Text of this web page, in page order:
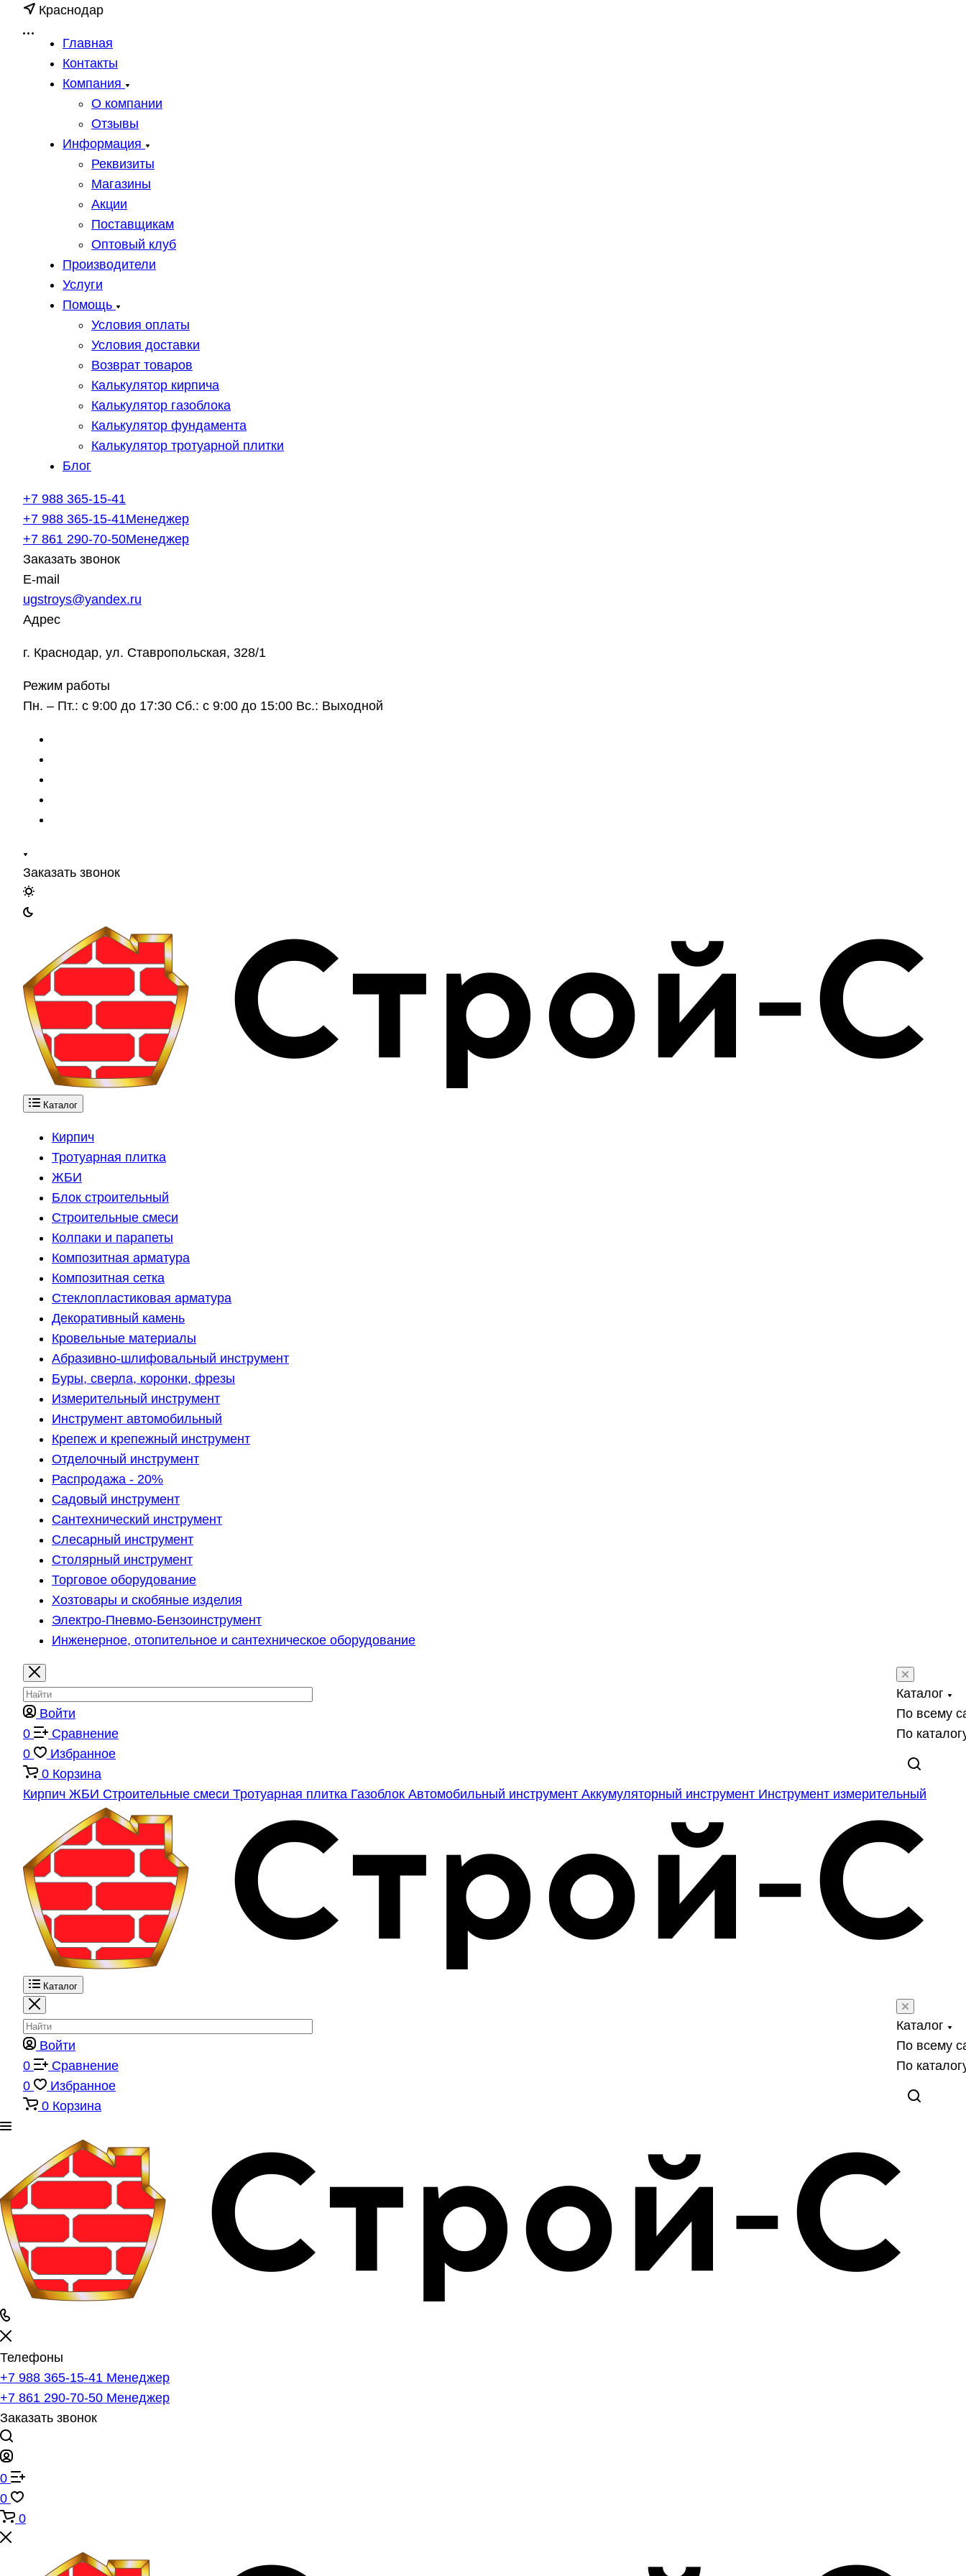
Краснодар
Главная
Контакты
Компания
О компании
Отзывы
Информация
Реквизиты
Магазины
Акции
Поставщикам
Оптовый клуб
Производители
Услуги
Помощь
Условия оплаты
Условия доставки
Возврат товаров
Калькулятор кирпича
Калькулятор газоблока
Калькулятор фундамента
Калькулятор тротуарной плитки
Блог
+7 988 365-15-41
+7 988 365-15-41Менеджер
+7 861 290-70-50Менеджер
Заказать звонок
E-mail
ugstroys@yandex.ru
Адрес
г. Краснодар, ул. Ставропольская, 328/1
Режим работы
Пн. – Пт.: с 9:00 до 17:30 Сб.: с 9:00 до 15:00 Вс.: Выходной
Заказать звонок
Каталог
Кирпич
Тротуарная плитка
ЖБИ
Блок строительный
Строительные смеси
Колпаки и парапеты
Композитная арматура
Композитная сетка
Стеклопластиковая арматура
Декоративный камень
Кровельные материалы
Абразивно-шлифовальный инструмент
Буры, сверла, коронки, фрезы
Измерительный инструмент
Инструмент автомобильный
Крепеж и крепежный инструмент
Отделочный инструмент
Распродажа - 20%
Садовый инструмент
Сантехнический инструмент
Слесарный инструмент
Столярный инструмент
Торговое оборудование
Хозтовары и скобяные изделия
Электро-Пневмо-Бензоинструмент
Инженерное, отопительное и сантехническое оборудование
Каталог
По всему
По
Войти
0
Сравнение
0
Избранное
0 Корзина
Кирпич ЖБИ Строительные смеси Тротуарная плитка Газоблок Автомобильный инструмент Аккумуляторный инструмент Инструмент измерительный
Каталог
Каталог
По всему
По
Войти
0
Сравнение
0
Избранное
0 Корзина
Телефоны
+7 988 365-15-41 Менеджер
+7 861 290-70-50 Менеджер
Заказать звонок
0
0
0